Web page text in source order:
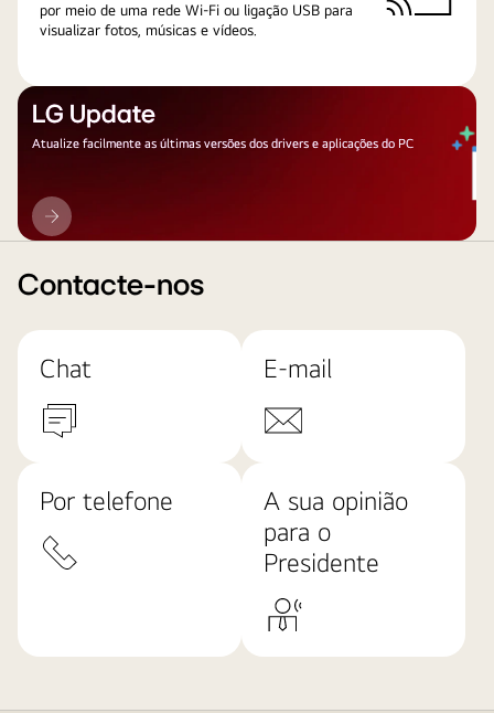
por meio de uma rede Wi-Fi ou ligação USB para
visualizar fotos, músicas e vídeos.
LG Update
Atualize facilmente as últimas versões dos drivers e aplicações do PC
LG
Update
Contacte-nos
Chat E-mail
Por telefone
A sua opinião
para o
Presidente